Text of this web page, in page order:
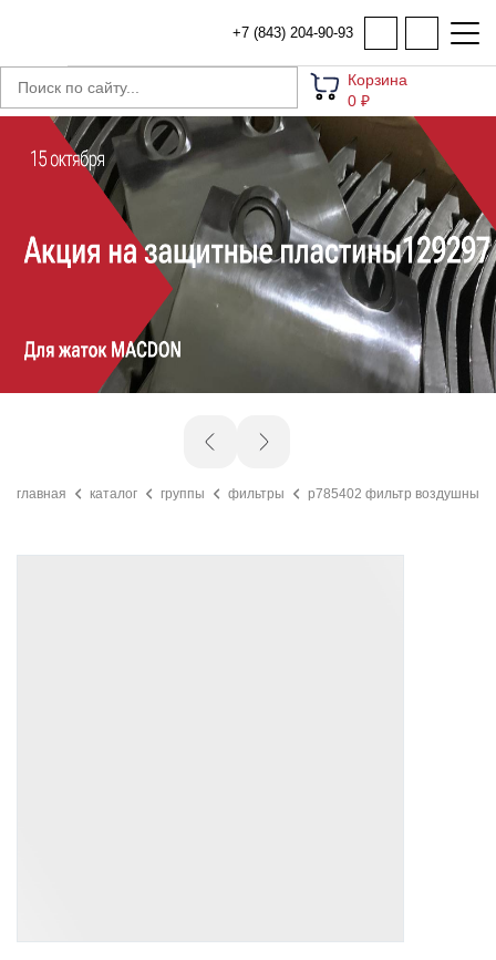
+7 (843) 204-90-93
Корзина
0 ₽
главная каталог группы фильтры p785402 фильтр воздушный